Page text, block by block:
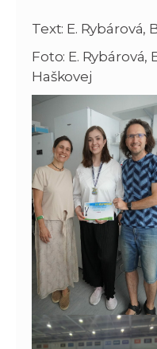
Text: E. Rybárová,
Foto: E. Rybárová,
Haškovej